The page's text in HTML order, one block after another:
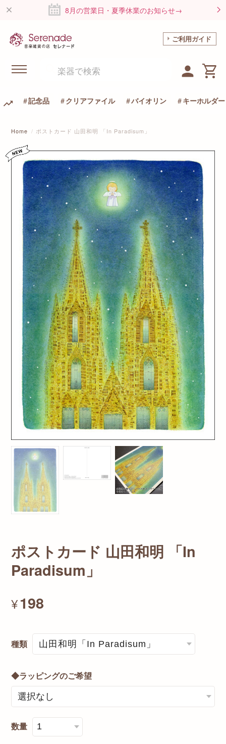
8月の営業日・夏季休業のお知らせ→
ご利用ガイド
記念品 クリアファイル バイオリン キーホルダー
Home ポストカード 山田和明 「In Paradisum」
ポストカード 山田和明 「In
Paradisum」
¥198
種類
◆ラッピングのご希望
数量